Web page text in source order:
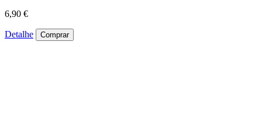
6,90 €
Detalhe Comprar